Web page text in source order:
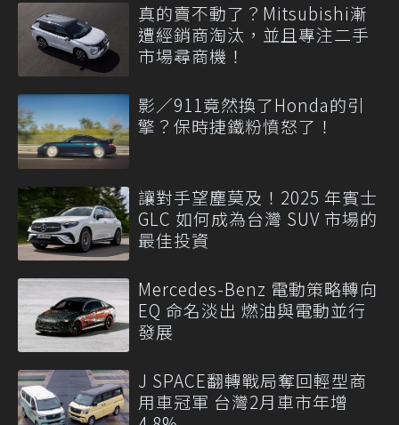
真的賣不動了？Mitsubishi漸
遭經銷商淘汰，並且專注二手
市場尋商機！
影／911竟然換了Honda的引
擎？保時捷鐵粉憤怒了！
讓對手望塵莫及！2025 年賓士
GLC 如何成為台灣 SUV 市場的
最佳投資
Mercedes-Benz 電動策略轉向
EQ 命名淡出 燃油與電動並行
發展
J SPACE翻轉戰局奪回輕型商
用車冠軍 台灣2月車市年增